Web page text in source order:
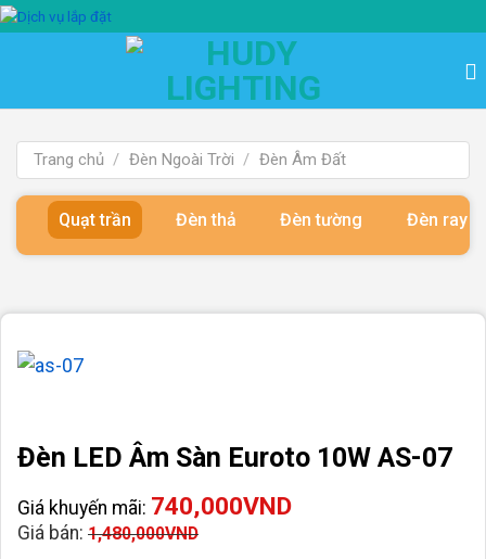
Bỏ
dung
Trang chủ / Đèn Ngoài Trời / Đèn Âm Đất
Quạt trần Đèn thả Đèn tường Đèn ray
Đèn LED Âm Sàn Euroto 10W AS-07
Giá khuyến mãi: 740,000VND
Giá bán: 1,480,000VND